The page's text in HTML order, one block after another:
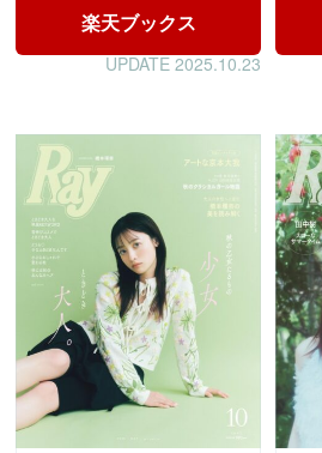
楽天ブックス
UPDATE 2025.10.23